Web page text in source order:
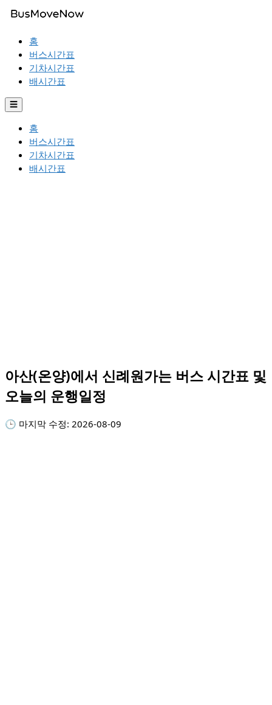
홈
버스시간표
기차시간표
배시간표
☰
홈
버스시간표
기차시간표
배시간표
아산(온양)에서 신례원가는 버스 시간표 및
오늘의 운행일정
🕒 마지막 수정: 2026-08-09